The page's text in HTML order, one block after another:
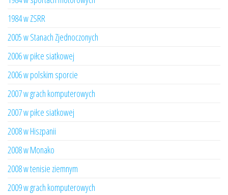
1984 w ZSRR
2005 w Stanach Zjednoczonych
2006 w piłce siatkowej
2006 w polskim sporcie
2007 w grach komputerowych
2007 w piłce siatkowej
2008 w Hiszpanii
2008 w Monako
2008 w tenisie ziemnym
2009 w grach komputerowych